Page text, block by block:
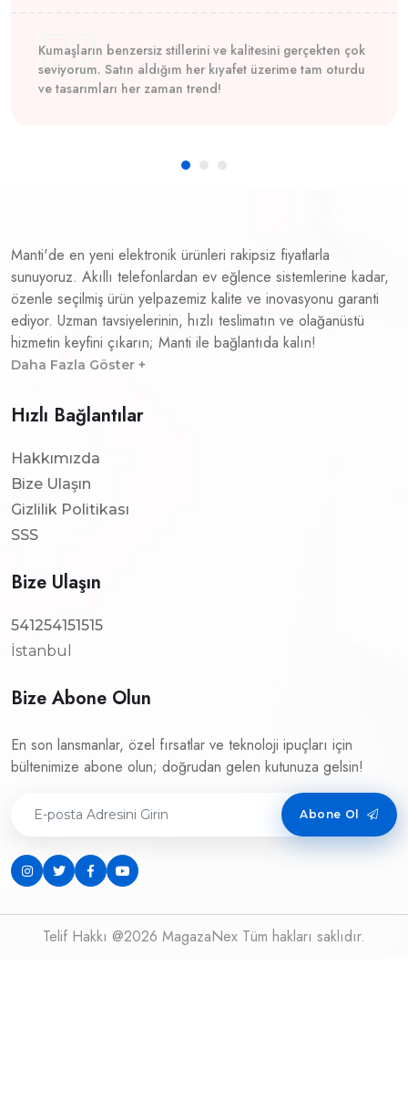
Kumaşların benzersiz stillerini ve kalitesini gerçekten çok
seviyorum. Satın aldığım her kıyafet üzerime tam oturdu
ve tasarımları her zaman trend!
Manti'de en yeni elektronik ürünleri rakipsiz fiyatlarla
sunuyoruz. Akıllı telefonlardan ev eğlence sistemlerine kadar,
özenle seçilmiş ürün yelpazemiz kalite ve inovasyonu garanti
ediyor. Uzman tavsiyelerinin, hızlı teslimatın ve olağanüstü
hizmetin keyfini çıkarın; Manti ile bağlantıda kalın!
Daha Fazla Göster +
Hızlı Bağlantılar
Hakkımızda
Bize Ulaşın
Gizlilik Politikası
SSS
Bize Ulaşın
541254151515
İstanbul
Bize Abone Olun
En son lansmanlar, özel fırsatlar ve teknoloji ipuçları için
bültenimize abone olun; doğrudan gelen kutunuza gelsin!
Abone Ol
Telif Hakkı @2026 MagazaNex Tüm hakları saklıdır.